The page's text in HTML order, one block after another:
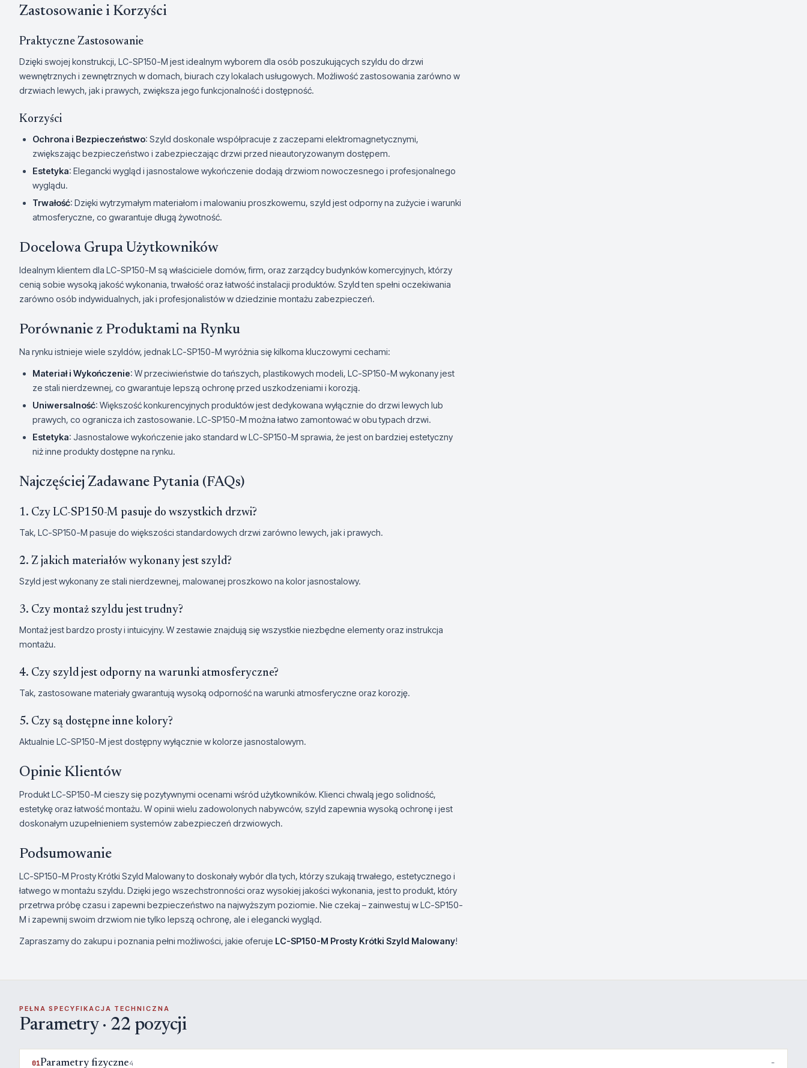
Zastosowanie i Korzyści
Praktyczne Zastosowanie
Dzięki swojej konstrukcji, LC-SP150-M jest idealnym wyborem dla osób poszukujących szyldu do drzwi
wewnętrznych i zewnętrznych w domach, biurach czy lokalach usługowych. Możliwość zastosowania zarówno w
drzwiach lewych, jak i prawych, zwiększa jego funkcjonalność i dostępność.
Korzyści
Ochrona i Bezpieczeństwo: Szyld doskonale współpracuje z zaczepami elektromagnetycznymi,
zwiększając bezpieczeństwo i zabezpieczając drzwi przed nieautoryzowanym dostępem.
Estetyka: Elegancki wygląd i jasnostalowe wykończenie dodają drzwiom nowoczesnego i profesjonalnego
wyglądu.
Trwałość: Dzięki wytrzymałym materiałom i malowaniu proszkowemu, szyld jest odporny na zużycie i warunki
atmosferyczne, co gwarantuje długą żywotność.
Docelowa Grupa Użytkowników
Idealnym klientem dla LC-SP150-M są właściciele domów, firm, oraz zarządcy budynków komercyjnych, którzy
cenią sobie wysoką jakość wykonania, trwałość oraz łatwość instalacji produktów. Szyld ten spełni oczekiwania
zarówno osób indywidualnych, jak i profesjonalistów w dziedzinie montażu zabezpieczeń.
Porównanie z Produktami na Rynku
Na rynku istnieje wiele szyldów, jednak LC-SP150-M wyróżnia się kilkoma kluczowymi cechami:
Materiał i Wykończenie: W przeciwieństwie do tańszych, plastikowych modeli, LC-SP150-M wykonany jest
ze stali nierdzewnej, co gwarantuje lepszą ochronę przed uszkodzeniami i korozją.
Uniwersalność: Większość konkurencyjnych produktów jest dedykowana wyłącznie do drzwi lewych lub
prawych, co ogranicza ich zastosowanie. LC-SP150-M można łatwo zamontować w obu typach drzwi.
Estetyka: Jasnostalowe wykończenie jako standard w LC-SP150-M sprawia, że jest on bardziej estetyczny
niż inne produkty dostępne na rynku.
Najczęściej Zadawane Pytania (FAQs)
1. Czy LC-SP150-M pasuje do wszystkich drzwi?
Tak, LC-SP150-M pasuje do większości standardowych drzwi zarówno lewych, jak i prawych.
2. Z jakich materiałów wykonany jest szyld?
Szyld jest wykonany ze stali nierdzewnej, malowanej proszkowo na kolor jasnostalowy.
3. Czy montaż szyldu jest trudny?
Montaż jest bardzo prosty i intuicyjny. W zestawie znajdują się wszystkie niezbędne elementy oraz instrukcja
montażu.
4. Czy szyld jest odporny na warunki atmosferyczne?
Tak, zastosowane materiały gwarantują wysoką odporność na warunki atmosferyczne oraz korozję.
5. Czy są dostępne inne kolory?
Aktualnie LC-SP150-M jest dostępny wyłącznie w kolorze jasnostalowym.
Opinie Klientów
Produkt LC-SP150-M cieszy się pozytywnymi ocenami wśród użytkowników. Klienci chwalą jego solidność,
estetykę oraz łatwość montażu. W opinii wielu zadowolonych nabywców, szyld zapewnia wysoką ochronę i jest
doskonałym uzupełnieniem systemów zabezpieczeń drzwiowych.
Podsumowanie
LC-SP150-M Prosty Krótki Szyld Malowany to doskonały wybór dla tych, którzy szukają trwałego, estetycznego i
łatwego w montażu szyldu. Dzięki jego wszechstronności oraz wysokiej jakości wykonania, jest to produkt, który
przetrwa próbę czasu i zapewni bezpieczeństwo na najwyższym poziomie. Nie czekaj – zainwestuj w LC-SP150-
M i zapewnij swoim drzwiom nie tylko lepszą ochronę, ale i elegancki wygląd.
Zapraszamy do zakupu i poznania pełni możliwości, jakie oferuje LC-SP150-M Prosty Krótki Szyld Malowany!
PEŁNA SPECYFIKACJA TECHNICZNA
Parametry · 22 pozycji
01Parametry fizyczne4